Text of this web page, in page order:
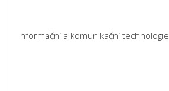
Informační a komunikační technologie